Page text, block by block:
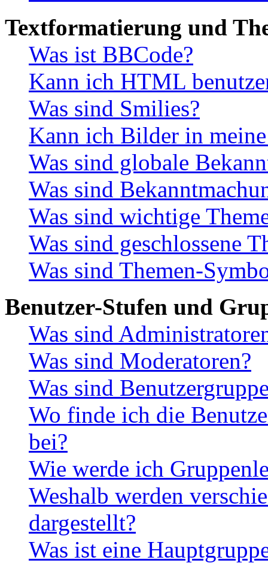
Textformatierung und
Was ist BBCode?
Kann ich HTML
Was sind Smilies?
Kann ich Bilder in
Was sind globale
Was sind
Was sind wichtige
Was sind geschlossene
Was sind Themen-
Benutzer-Stufen und
Was sind
Was sind Moderatoren?
Was sind
Wo finde ich die
bei?
Wie werde ich
Weshalb werden
dargestellt?
Was ist eine